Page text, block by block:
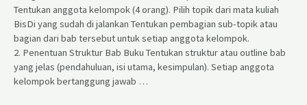
Tentukan anggota kelompok (4 orang). Pilih topik dari mata kuliah
BisDi yang sudah di jalankan Tentukan pembagian sub-topik atau
bagian dari bab tersebut untuk setiap anggota kelompok.
2. Penentuan Struktur Bab Buku Tentukan struktur atau outline bab
yang jelas (pendahuluan, isi utama, kesimpulan). Setiap anggota
kelompok bertanggung jawab …